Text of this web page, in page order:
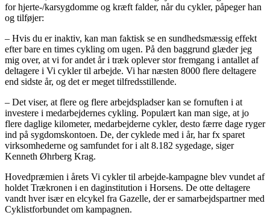
for hjerte-/karsygdomme og kræft falder, når du cykler, påpeger han
og tilføjer:
– Hvis du er inaktiv, kan man faktisk se en sundhedsmæssig effekt
efter bare en times cykling om ugen. På den baggrund glæder jeg
mig over, at vi for andet år i træk oplever stor fremgang i antallet af
deltagere i Vi cykler til arbejde. Vi har næsten 8000 flere deltagere
end sidste år, og det er meget tilfredsstillende.
– Det viser, at flere og flere arbejdspladser kan se fornuften i at
investere i medarbejdernes cykling. Populært kan man sige, at jo
flere daglige kilometer, medarbejderne cykler, desto færre dage ryger
ind på sygdomskontoen. De, der cyklede med i år, har fx sparet
virksomhederne og samfundet for i alt 8.182 sygedage, siger
Kenneth Øhrberg Krag.
Hovedpræmien i årets Vi cykler til arbejde-kampagne blev vundet af
holdet Trækronen i en daginstitution i Horsens. De otte deltagere
vandt hver især en elcykel fra Gazelle, der er samarbejdspartner med
Cyklistforbundet om kampagnen.